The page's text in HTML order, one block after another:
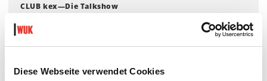
Diese Webseite verwendet Cookies
CLUB kex—Die Talkshow